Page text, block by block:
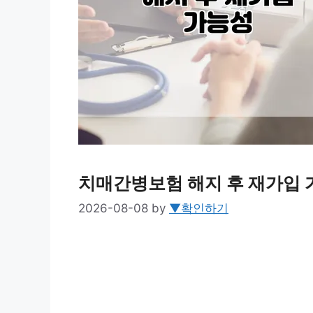
치매간병보험 해지 후 재가입
2026-08-08 by ▼확인하기